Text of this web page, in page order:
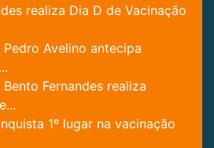
realiza Dia D de Vacinação
Avelino antecipa
Fernandes realiza
1º lugar na vacinação